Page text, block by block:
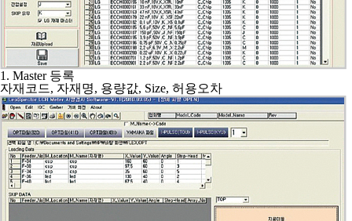
1. Master 등록
자재코드, 자재명, 용량값, Size, 허용오차